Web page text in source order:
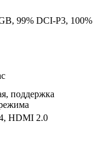
99% DCI-P3, 100%
поддержка
HDMI 2.0